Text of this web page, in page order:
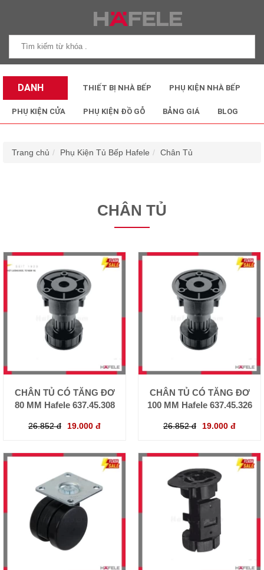
DANH
MỤC SẢN
THIẾT BỊ NHÀ BẾP PHỤ KIỆN NHÀ BẾP
PHỤ KIỆN CỬA PHỤ KIỆN ĐỒ GỖ BẢNG GIÁ BLOG
Trang chủ Phụ Kiện Tủ Bếp Hafele Chân Tủ
CHÂN TỦ
CHÂN TỦ CÓ TĂNG ĐƠ
80 MM Hafele 637.45.308
26.852 đ 19.000 đ
CHÂN TỦ CÓ TĂNG ĐƠ
100 MM Hafele 637.45.326
26.852 đ 19.000 đ